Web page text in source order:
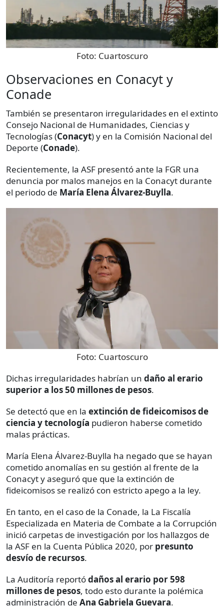
Foto: Cuartoscuro
Observaciones en Conacyt y
Conade
También se presentaron irregularidades en el extinto
Consejo Nacional de Humanidades, Ciencias y
Tecnologías (Conacyt) y en la Comisión Nacional del
Deporte (Conade).
Recientemente, la ASF presentó ante la FGR una
denuncia por malos manejos en la Conacyt durante
el periodo de María Elena Álvarez-Buylla.
Foto: Cuartoscuro
Dichas irregularidades habrían un daño al erario
superior a los 50 millones de pesos.
Se detectó que en la extinción de fideicomisos de
ciencia y tecnología pudieron haberse cometido
malas prácticas.
María Elena Álvarez-Buylla ha negado que se hayan
cometido anomalías en su gestión al frente de la
Conacyt y aseguró que que la extinción de
fideicomisos se realizó con estricto apego a la ley.
En tanto, en el caso de la Conade, la La Fiscalía
Especializada en Materia de Combate a la Corrupción
inició carpetas de investigación por los hallazgos de
la ASF en la Cuenta Pública 2020, por presunto
desvío de recursos.
La Auditoría reportódaños al erario por 598
millones de pesos, todo esto durante la polémica
administración de Ana Gabriela Guevara.